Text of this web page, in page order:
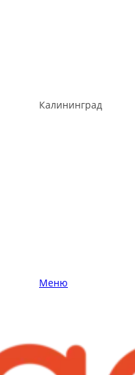
Калининград
Меню